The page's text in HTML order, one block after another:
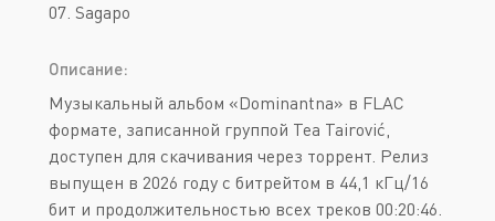
07. Sagapo
Описание:
Музыкальный альбом «Dominantna» в FLAC
формате, записанной группой Tea Tairović,
доступен для скачивания через торрент. Релиз
выпущен в 2026 году с битрейтом в 44,1 кГц/16
бит и продолжительностью всех треков 00:20:46.